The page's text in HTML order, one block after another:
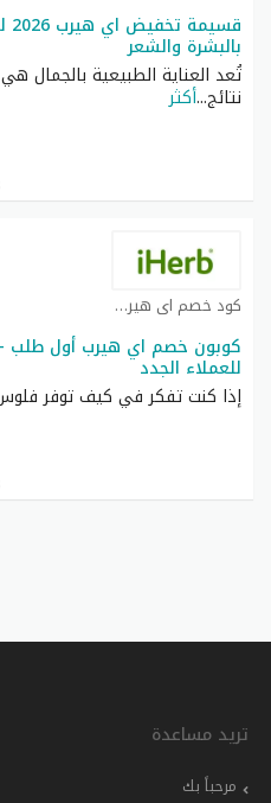
بالبشرة والشعر
تُعد العناية الطبيعية بالجمال
نتائج...أكثر
كود خصم اي هيرب كوبون
للعملاء الجدد
إذا كنت تفكر في كيف توفر
تريد مساعدة
مرحباً بك